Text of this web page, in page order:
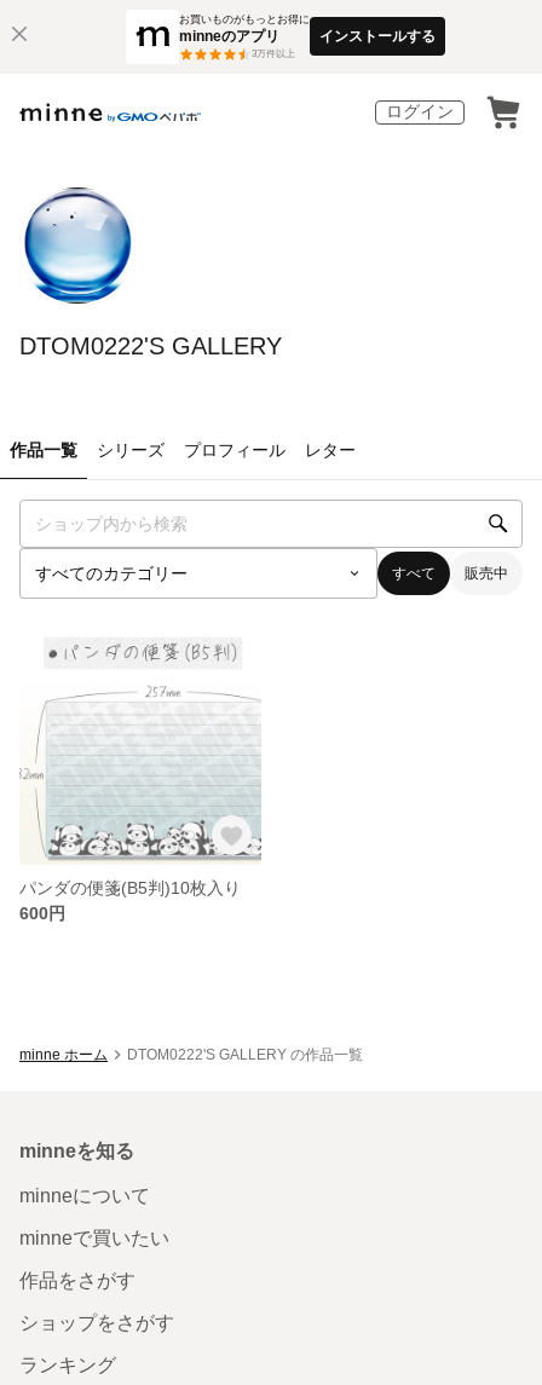
お買いものがもっとお得に
minneのアプリ
3万件以上
インストールする
ログイン
DTOM0222'S GALLERY
作品一覧 シリーズ プロフィール レター
すべて 販売中
パンダの便箋(B5判)10枚入り
600円
minne ホーム DTOM0222'S GALLERY の作品一覧
minneを知る
minneについて
minneで買いたい
作品をさがす
ショップをさがす
ランキング